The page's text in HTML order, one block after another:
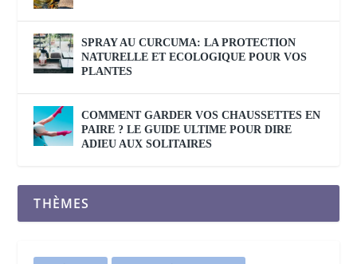
SPRAY AU CURCUMA: LA PROTECTION
NATURELLE ET ECOLOGIQUE POUR VOS
PLANTES
COMMENT GARDER VOS CHAUSSETTES EN
PAIRE ? LE GUIDE ULTIME POUR DIRE
ADIEU AUX SOLITAIRES
THÈMES